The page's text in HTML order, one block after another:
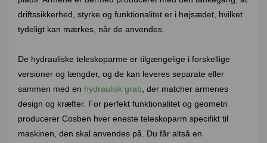
driftssikkerhed, styrke og funktionalitet er i højsædet, hvilket
tydeligt kan mærkes, når de anvendes.
De hydrauliske teleskoparme er tilgængelige i forskellige
versioner og længder, og de kan leveres separate eller
sammen med en hydraulisk grab , der matcher armenes
design og kræfter. For perfekt funktionalitet og geometri
producerer Cosben hver eneste teleskoparm specifikt til
maskinen, den skal anvendes på. Du får altså en